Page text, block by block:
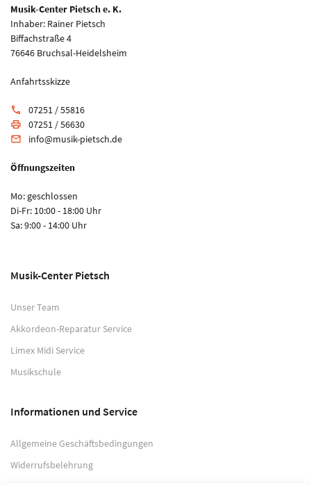
Musik-Center Pietsch e. K.
Inhaber: Rainer Pietsch
Biffachstraße 4
76646 Bruchsal-Heidelsheim
Anfahrtsskizze
phone 07251 / 55816
print 07251 / 56630
email info@musik-pietsch.de
Öffnungszeiten
Mo: geschlossen
Di-Fr: 10:00 - 18:00 Uhr
Sa: 9:00 - 14:00 Uhr
Musik-Center Pietsch
Unser Team
Akkordeon-Reparatur Service
Limex Midi Service
Musikschule
Informationen und Service
Allgemeine Geschäftsbedingungen
Widerrufsbelehrung